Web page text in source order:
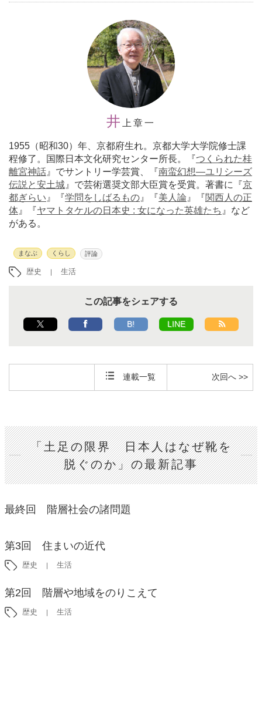
井 上章一
1955（昭和30）年、京都府生れ。京都大学大学院修士課
程修了。国際日本文化研究センター所長。『つくられた桂
離宮神話 』でサントリー学芸賞、『南蛮幻想―ユリシーズ
伝説と安土城 』で芸術選奨文部大臣賞を受賞。著書に『京
都ぎらい 』『学問をしばるもの 』『美人論 』『関西人の正
体 』『ヤマトタケルの日本史 : 女になった英雄たち 』など
がある。
まなぶ くらし 評論
歴史 生活
この記事をシェアする
B! LINE
連載一覧 次回へ >>
「土足の限界 日本人はなぜ靴を
脱ぐのか」の最新記事
最終回 階層社会の諸問題
第3回 住まいの近代
歴史 生活
第2回 階層や地域をのりこえて
歴史 生活